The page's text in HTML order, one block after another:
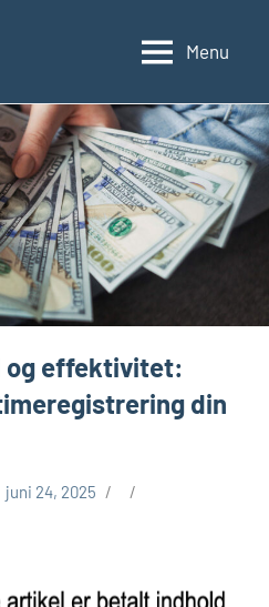
Menu
og effektivitet:
din
juni 24, 2025